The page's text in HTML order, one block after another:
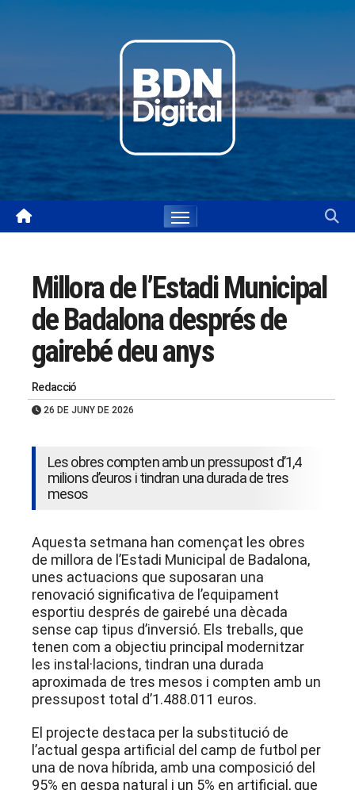
Millora de l’Estadi Municipal
de Badalona després de
gairebé deu anys
Redacció
26 DE JUNY DE 2026
Les obres compten amb un pressupost d’1,4
milions d’euros i tindran una durada de tres
mesos
Aquesta setmana han començat les obres
de millora de l’Estadi Municipal de Badalona,
unes actuacions que suposaran una
renovació significativa de l’equipament
esportiu després de gairebé una dècada
sense cap tipus d’inversió. Els treballs, que
tenen com a objectiu principal modernitzar
les instal·lacions, tindran una durada
aproximada de tres mesos i compten amb un
pressupost total d’1.488.011 euros.
El projecte destaca per la substitució de
l’actual gespa artificial del camp de futbol per
una de nova híbrida, amb una composició del
95% en gespa natural i un 5% en artificial, que